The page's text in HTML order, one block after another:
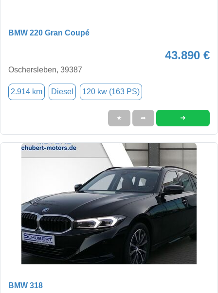
BMW 220 Gran Coupé
43.890 €
Oschersleben, 39387
2.914 km Diesel 120 kw (163 PS)
★ ➦ ➜
BMW 318